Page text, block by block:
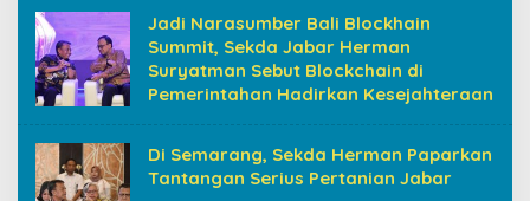
Jadi Narasumber Bali Blockhain
Summit, Sekda Jabar Herman
Suryatman Sebut Blockchain di
Pemerintahan Hadirkan Kesejahteraan
Di Semarang, Sekda Herman Paparkan
Tantangan Serius Pertanian Jabar